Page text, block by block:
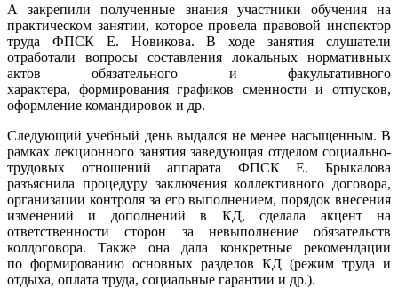
А закрепили полученные знания участники обучения на
практическом занятии, которое провела правовой инспектор
труда ФПСК Е. Новикова. В ходе занятия слушатели
отработали вопросы составления локальных нормативных
актов обязательного и факультативного
характера, формирования графиков сменности и отпусков,
оформление командировок и др.
Следующий учебный день выдался не менее насыщенным. В
рамках лекционного занятия заведующая отделом социально-
трудовых отношений аппарата ФПСК Е. Брыкалова
разъяснила процедуру заключения коллективного договора,
организации контроля за его выполнением, порядок внесения
изменений и дополнений в КД, сделала акцент на
ответственности сторон за невыполнение обязательств
колдоговора. Также она дала конкретные рекомендации
по формированию основных разделов КД (режим труда и
отдыха, оплата труда, социальные гарантии и др.).